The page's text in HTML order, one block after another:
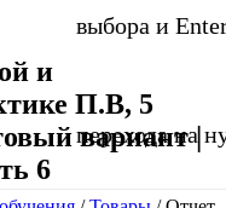
выбора и
перехода на
и
П.В, 5
вариант |
6